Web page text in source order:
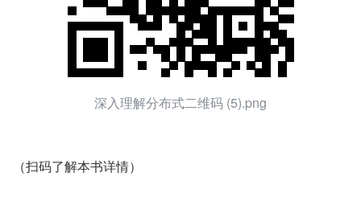
深入理解分布式二维码 (5).png
（扫码了解本书详情）